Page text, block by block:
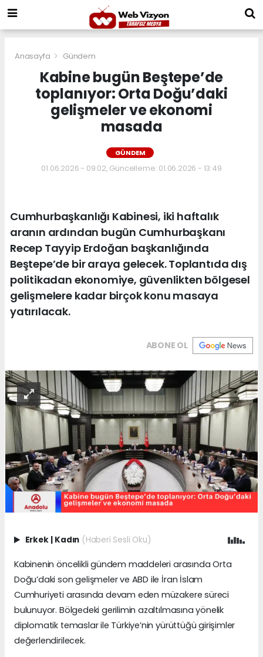
Anasayfa Gündem
Kabine bugün Beştepe’de
toplanıyor: Orta Doğu’daki
gelişmeler ve ekonomi
masada
GÜNDEM
01.06.2026 - 09:02, Güncelleme: 01.06.2026 - 13:49
Cumhurbaşkanlığı Kabinesi, iki haftalık
aranın ardından bugün Cumhurbaşkanı
Recep Tayyip Erdoğan başkanlığında
Beştepe’de bir araya gelecek. Toplantıda dış
politikadan ekonomiye, güvenlikten bölgesel
gelişmelere kadar birçok konu masaya
yatırılacak.
ABONE OL
Erkek | Kadın (Haberi Sesli Oku)
Kabinenin öncelikli gündem maddeleri arasında Orta
Doğu’daki son gelişmeler ve ABD ile İran İslam
Cumhuriyeti arasında devam eden müzakere süreci
bulunuyor. Bölgedeki gerilimin azaltılmasına yönelik
diplomatik temaslar ile Türkiye’nin yürüttüğü girişimler
değerlendirilecek.